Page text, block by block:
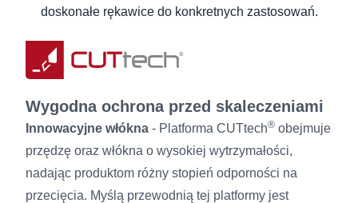
Informacje dla użytkownika
doskonałe rękawice do konkretnych zastosowań.
Wygodna ochrona przed skaleczeniami
Innowacyjne włókna - Platforma CUTtech® obejmuje
przędzę oraz włókna o wysokiej wytrzymałości,
nadając produktom różny stopień odporności na
przecięcia. Myślą przewodnią tej platformy jest